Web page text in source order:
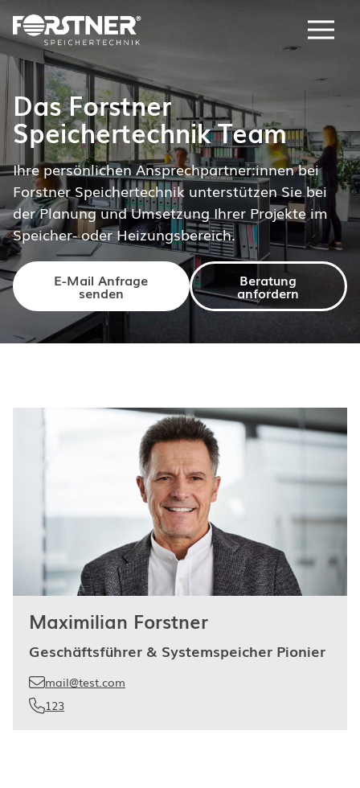
Menu
Das Forstner
Speichertechnik Team
Ihre persönlichen Ansprechpartner:innen bei
Forstner Speichertechnik unterstützen Sie bei
der Planung und Umsetzung Ihrer Projekte im
Speicher- oder Heizungsbereich.
E-Mail Anfrage
senden
Beratung
anfordern
Maximilian Forstner
Geschäftsführer & Systemspeicher Pionier
mail@test.com
123